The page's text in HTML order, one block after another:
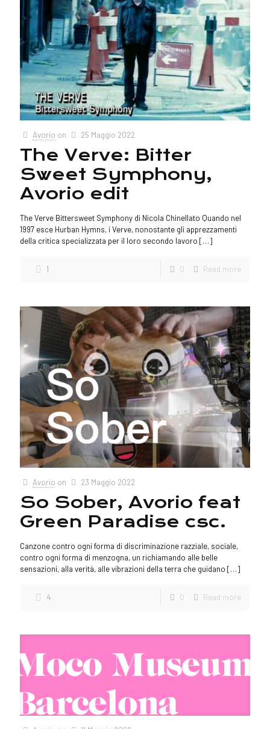
Avorio on 25 Maggio 2022
The Verve: Bitter
Sweet Symphony,
Avorio edit
The Verve Bittersweet Symphony di Nicola Chinellato Quando nel
1997 esce Hurban Hymns, i Verve, nonostante gli apprezzamenti
della critica specializzata per il loro secondo lavoro […]
1 0 Read more
Avorio on 23 Maggio 2022
So Sober, Avorio feat
Green Paradise csc.
Canzone contro ogni forma di discriminazione razziale, sociale,
contro ogni forma di menzogna, un richiamando alle belle
sensazioni, alla verità, alle vibrazioni della terra che guidano […]
4 0 Read more